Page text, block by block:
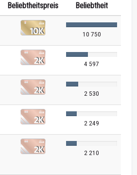
Beliebtheitspreis
Beliebtheit
10 750
4 597
2 530
2 249
2 210